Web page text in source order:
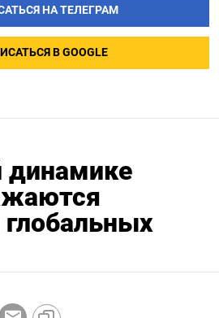
НА ТЕЛЕГРАМ
В GOOGLE
динамике